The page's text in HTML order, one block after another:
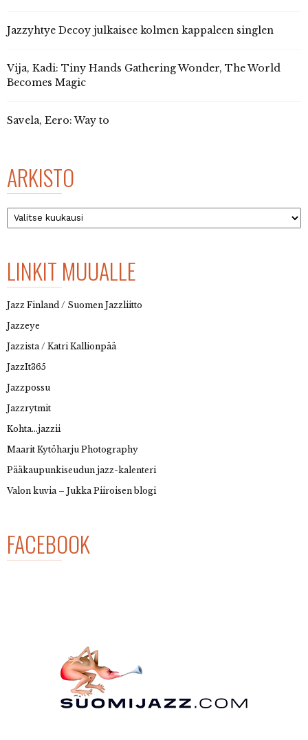
Jazzyhtye Decoy julkaisee kolmen kappaleen singlen
Vija, Kadi: Tiny Hands Gathering Wonder, The World
Becomes Magic
Savela, Eero: Way to
ARKISTO
Arkisto
LINKIT MUUALLE
Jazz Finland / Suomen Jazzliitto
Jazzeye
Jazzista / Katri Kallionpää
JazzIt365
Jazzpossu
Jazzrytmit
Kohta…jazzii
Maarit Kytöharju Photography
Pääkaupunkiseudun jazz-kalenteri
Valon kuvia – Jukka Piiroisen blogi
FACEBOOK